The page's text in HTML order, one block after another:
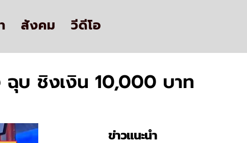
สังคม วีดีโอ
ฉุบ ชิงเงิน 10,000 บาท
ข่าวแนะนำ